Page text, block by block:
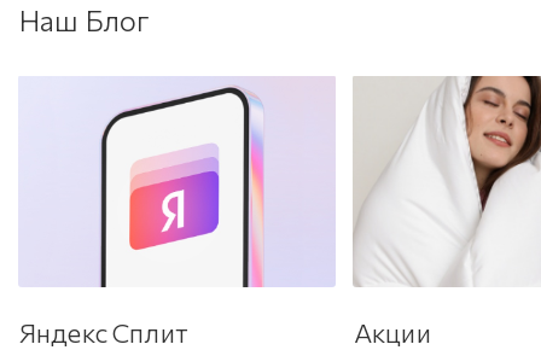
Наш Блог
Яндекс Сплит Акции